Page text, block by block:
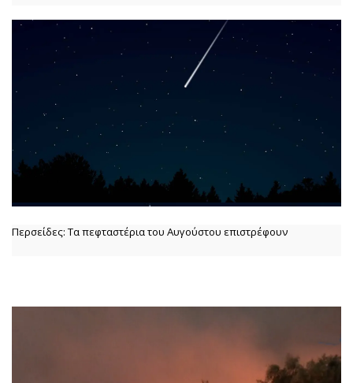
Περσείδες: Τα πεφταστέρια του Αυγούστου επιστρέφουν